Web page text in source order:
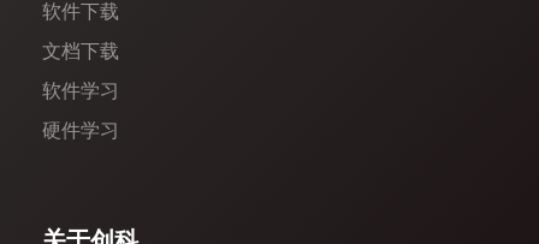
软件下载
文档下载
软件学习
硬件学习